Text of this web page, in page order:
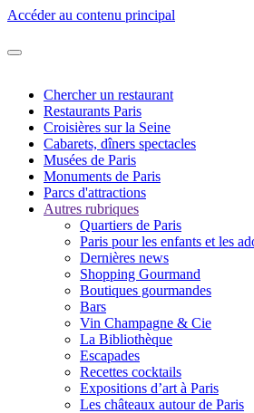
Accéder au contenu principal
Chercher un restaurant
Restaurants Paris
Croisières sur la Seine
Cabarets, dîners spectacles
Musées de Paris
Monuments de Paris
Parcs d'attractions
Autres rubriques
Quartiers de Paris
Paris pour les enfants et les
Dernières news
Shopping Gourmand
Boutiques gourmandes
Bars
Vin Champagne & Cie
La Bibliothèque
Escapades
Recettes cocktails
Expositions d’art à Paris
Les châteaux autour de Paris